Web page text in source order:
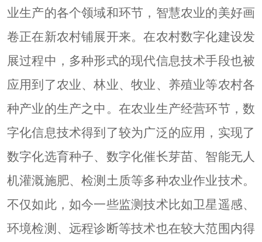
业生产的各个领域和环节，智慧农业的美好画
卷正在新农村铺展开来。在农村数字化建设发
展过程中，多种形式的现代信息技术手段也被
应用到了农业、林业、牧业、养殖业等农村各
种产业的生产之中。在农业生产经营环节，数
字化信息技术得到了较为广泛的应用，实现了
数字化选育种子、数字化催长芽苗、智能无人
机灌溉施肥、检测土质等多种农业作业技术。
不仅如此，如今一些监测技术比如卫星遥感、
环境检测、远程诊断等技术也在较大范围内得